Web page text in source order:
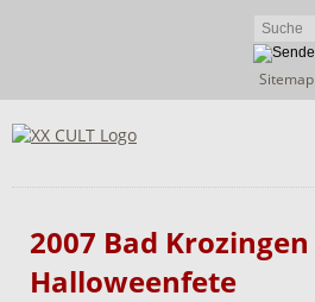
Navigation
Sitemap
2007 Bad Krozingen
Halloweenfete